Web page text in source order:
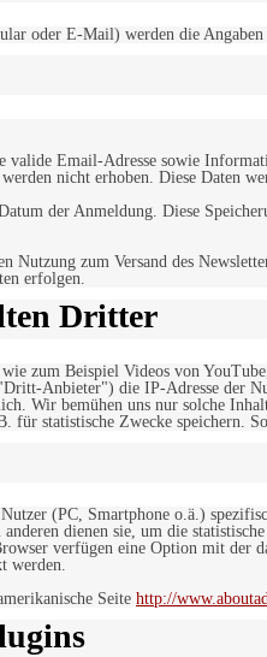
oder E-Mail) werden die
Email-Adresse sowie
nicht erhoben. Diese Daten
der Anmeldung. Diese
zum Versand des
erfolgen.
Dritter
zum Beispiel Videos von
Anbieter") die IP-Adresse der
Wir bemühen uns nur solche
statistische Zwecke speichern.
(PC, Smartphone o.ä.)
dienen sie, um die
verfügen eine Option mit
werden.
Seite http://